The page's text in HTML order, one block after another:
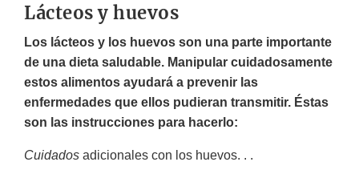
Lácteos y huevos
Los lácteos y los huevos son una parte importante
de una dieta saludable. Manipular cuidadosamente
estos alimentos ayudará a prevenir las
enfermedades que ellos pudieran transmitir. Éstas
son las instrucciones para hacerlo:
Cuidados adicionales con los huevos. . .